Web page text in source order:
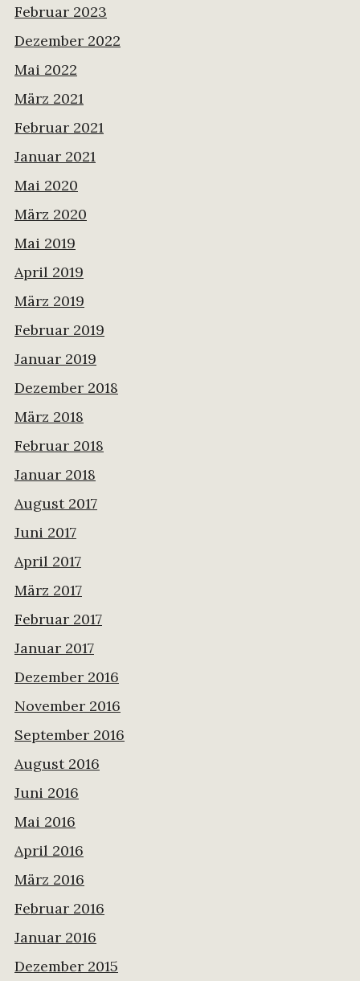
Februar 2023
Dezember 2022
Mai 2022
März 2021
Februar 2021
Januar 2021
Mai 2020
März 2020
Mai 2019
April 2019
März 2019
Februar 2019
Januar 2019
Dezember 2018
März 2018
Februar 2018
Januar 2018
August 2017
Juni 2017
April 2017
März 2017
Februar 2017
Januar 2017
Dezember 2016
November 2016
September 2016
August 2016
Juni 2016
Mai 2016
April 2016
März 2016
Februar 2016
Januar 2016
Dezember 2015